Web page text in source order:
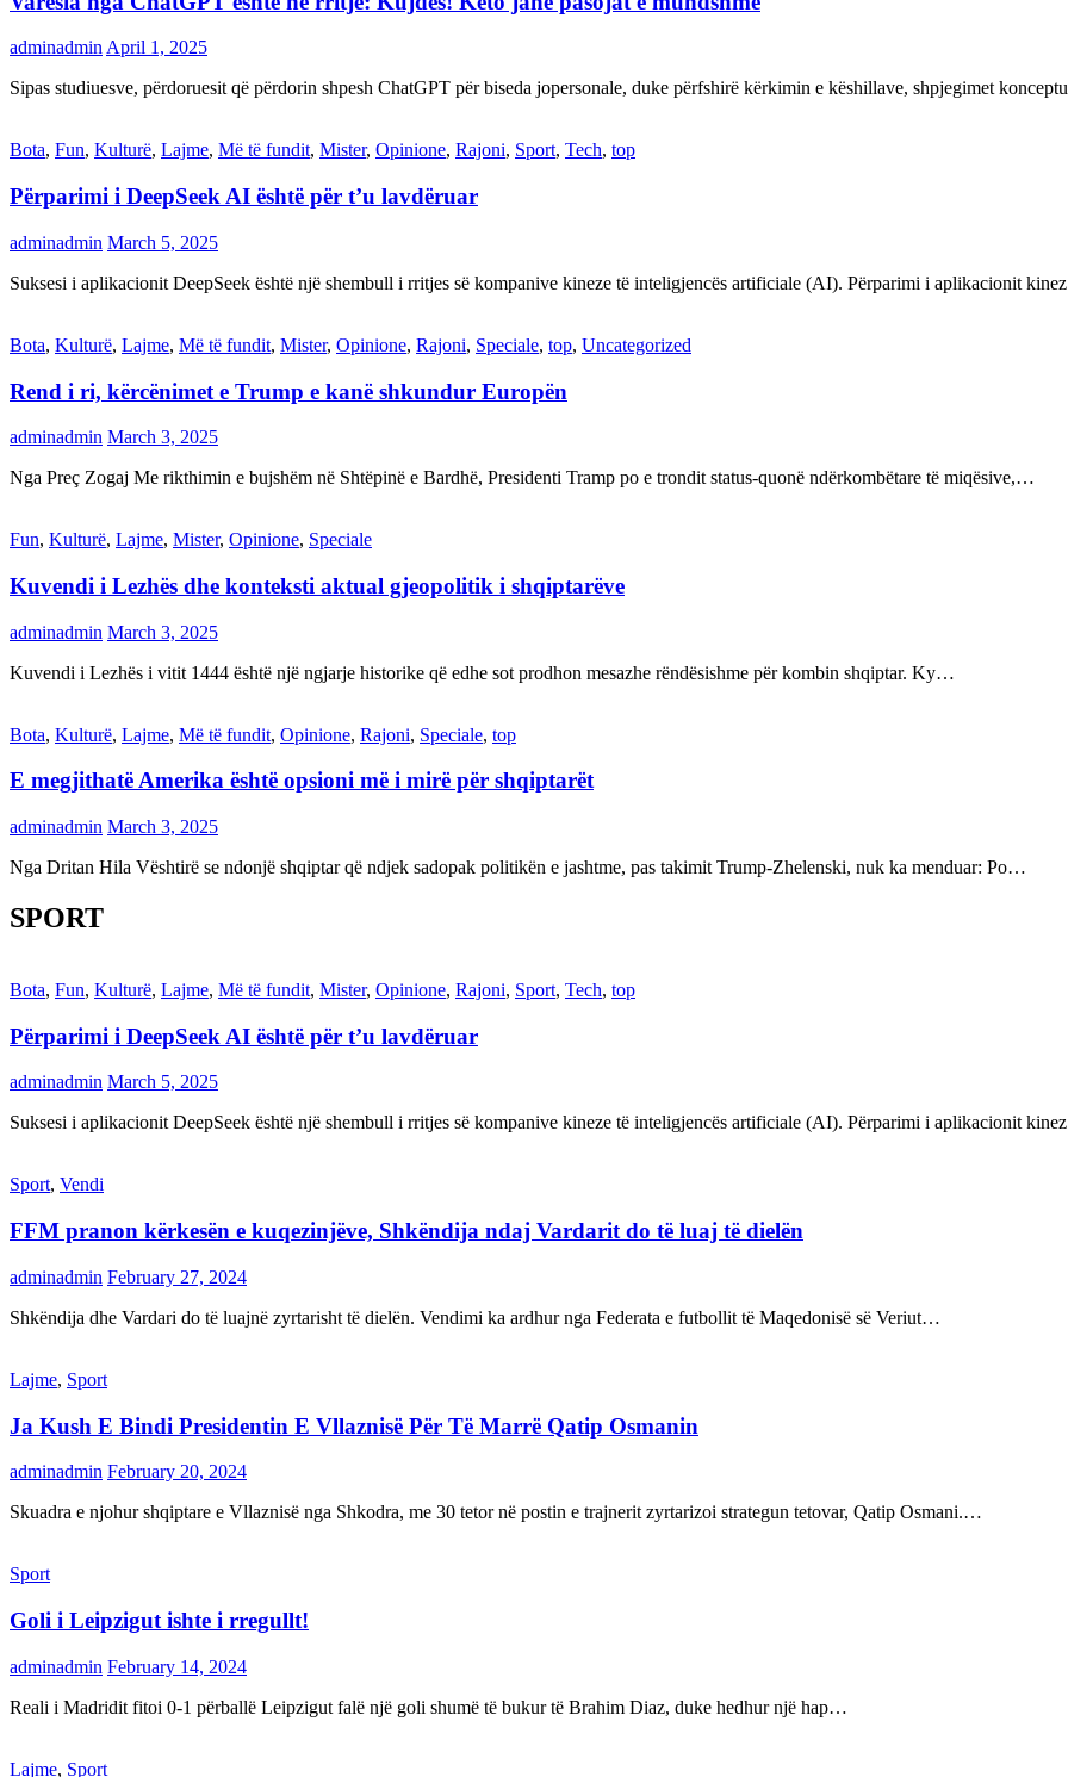
adminadmin April 1, 2025
Sipas studiuesve, përdoruesit që përdorin shpesh ChatGPT për biseda jopersonale, duke përfshirë kërkimin e këshillave, shpjegimet
Bota, Fun, Kulturë, Lajme, Më të fundit, Mister, Opinione, Rajoni, Sport, Tech, top
Përparimi i DeepSeek AI është për t’u lavdëruar
adminadmin March 5, 2025
Suksesi i aplikacionit DeepSeek është një shembull i rritjes së kompanive kineze të inteligjencës artificiale (AI). Përparimi i aplikacionit
Bota, Kulturë, Lajme, Më të fundit, Mister, Opinione, Rajoni, Speciale, top, Uncategorized
Rend i ri, kërcënimet e Trump e kanë shkundur Europën
adminadmin March 3, 2025
Nga Preç Zogaj Me rikthimin e bujshëm në Shtëpinë e Bardhë, Presidenti Tramp po e trondit status-quonë ndërkombëtare të miqësive,…
Fun, Kulturë, Lajme, Mister, Opinione, Speciale
Kuvendi i Lezhës dhe konteksti aktual gjeopolitik i shqiptarëve
adminadmin March 3, 2025
Kuvendi i Lezhës i vitit 1444 është një ngjarje historike që edhe sot prodhon mesazhe rëndësishme për kombin shqiptar. Ky…
Bota, Kulturë, Lajme, Më të fundit, Opinione, Rajoni, Speciale, top
E megjithatë Amerika është opsioni më i mirë për shqiptarët
adminadmin March 3, 2025
Nga Dritan Hila Vështirë se ndonjë shqiptar që ndjek sadopak politikën e jashtme, pas takimit Trump-Zhelenski, nuk ka menduar: Po…
SPORT
Bota, Fun, Kulturë, Lajme, Më të fundit, Mister, Opinione, Rajoni, Sport, Tech, top
Përparimi i DeepSeek AI është për t’u lavdëruar
adminadmin March 5, 2025
Suksesi i aplikacionit DeepSeek është një shembull i rritjes së kompanive kineze të inteligjencës artificiale (AI). Përparimi i aplikacionit
Sport, Vendi
FFM pranon kërkesën e kuqezinjëve, Shkëndija ndaj Vardarit do të luaj të dielën
adminadmin February 27, 2024
Shkëndija dhe Vardari do të luajnë zyrtarisht të dielën. Vendimi ka ardhur nga Federata e futbollit të Maqedonisë së Veriut…
Lajme, Sport
Ja Kush E Bindi Presidentin E Vllaznisë Për Të Marrë Qatip Osmanin
adminadmin February 20, 2024
Skuadra e njohur shqiptare e Vllaznisë nga Shkodra, me 30 tetor në postin e trajnerit zyrtarizoi strategun tetovar, Qatip Osmani.…
Sport
Goli i Leipzigut ishte i rregullt!
adminadmin February 14, 2024
Reali i Madridit fitoi 0-1 përballë Leipzigut falë një goli shumë të bukur të Brahim Diaz, duke hedhur një hap…
Lajme, Sport